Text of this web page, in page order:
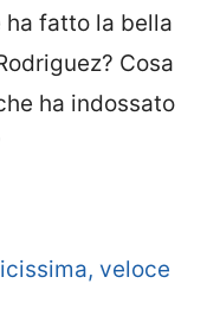
ha fatto la bella
Cosa
ha indossato
veloce